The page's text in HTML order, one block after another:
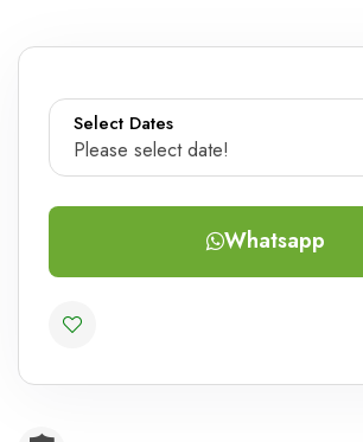
Select Dates
Please select date!
Whatsapp